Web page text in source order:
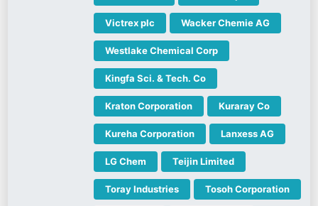
Victrex plc Wacker Chemie AG
Westlake Chemical Corp
Kingfa Sci. & Tech. Co
Kraton Corporation Kuraray Co
Kureha Corporation Lanxess AG
LG Chem Teijin Limited
Toray Industries Tosoh Corporation